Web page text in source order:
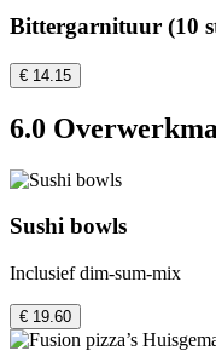
Bittergarnituur (10
€ 14.15
6.0
Sushi bowls
Inclusief dim-sum-mix
€ 19.60